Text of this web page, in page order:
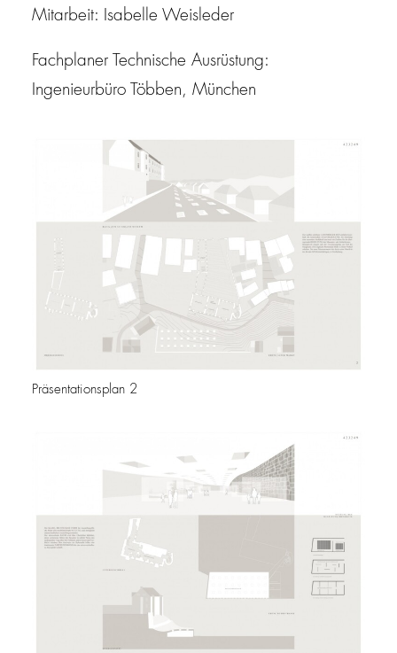
Mitarbeit: Isabelle Weisleder
Fachplaner Technische Ausrüstung:
Ingenieurbüro Többen, München
Präsentationsplan 2